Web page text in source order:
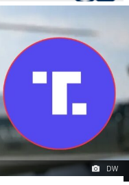
DW